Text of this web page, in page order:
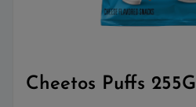
Cheetos Puffs 255G